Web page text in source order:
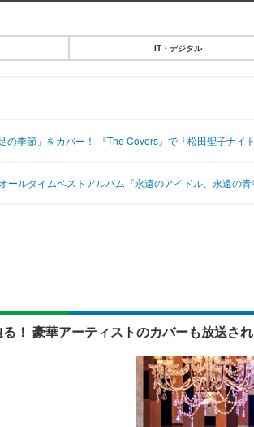
ショッピング
エンタメTOP
ショッピング
IT・デジタル
の季節」をカバー！ 『The Covers』で「松田聖子ナイ
ールタイムベストアルバム『永遠のアイドル、永遠の
！ 豪華アーティストのカバーも放送さ